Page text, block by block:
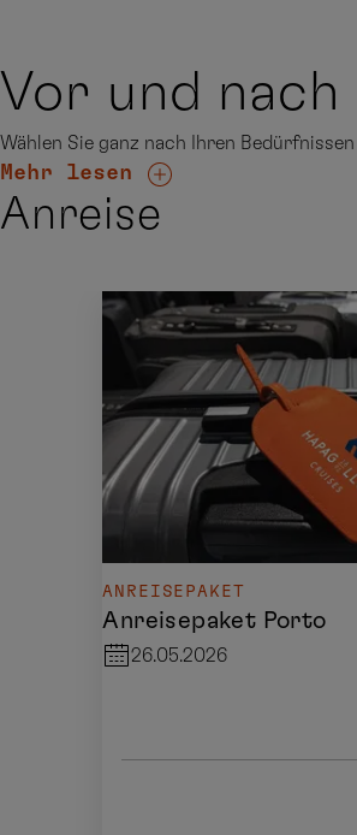
Vor und nach
Wählen Sie ganz nach Ihren
Mehr lesen
Anreise
ANREISEPAKET
Anreisepaket Porto
26.05.2026